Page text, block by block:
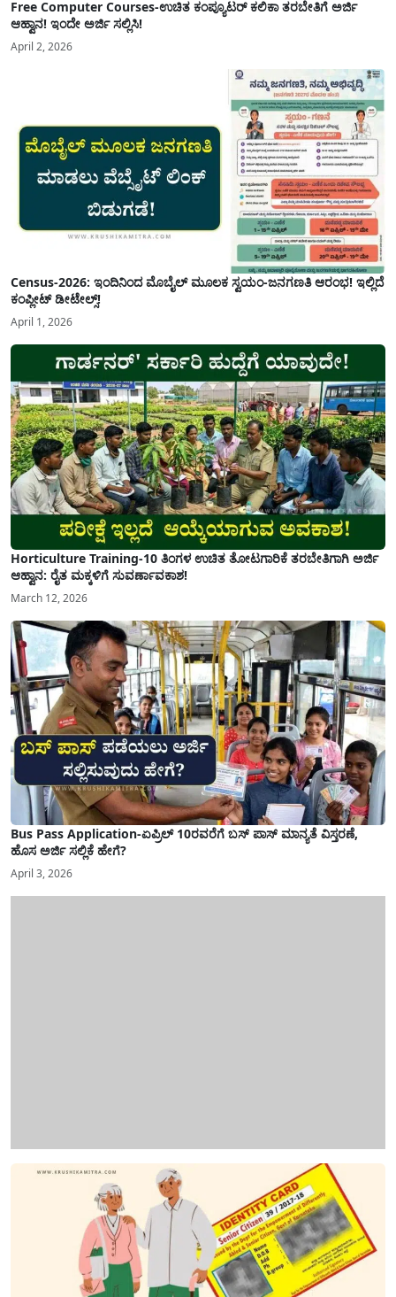
Free Computer Courses-ಉಚಿತ ಕಂಪ್ಯೂಟರ್ ಕಲಿಕಾ ತರಬೇತಿಗೆ ಅರ್ಜಿ
ಆಹ್ವಾನ! ಇಂದೇ ಅರ್ಜಿ ಸಲ್ಲಿಸಿ!
April 2, 2026
Census-2026: ಇಂದಿನಿಂದ ಮೊಬೈಲ್ ಮೂಲಕ ಸ್ವಯಂ-ಜನಗಣತಿ ಆರಂಭ! ಇಲ್ಲಿದೆ
ಕಂಪ್ಲೀಟ್ ಡೀಟೇಲ್ಸ್!
April 1, 2026
Horticulture Training-10 ತಿಂಗಳ ಉಚಿತ ತೋಟಗಾರಿಕೆ ತರಬೇತಿಗಾಗಿ ಅರ್ಜಿ
ಆಹ್ವಾನ: ರೈತ ಮಕ್ಕಳಿಗೆ ಸುವರ್ಣಾವಕಾಶ!
March 12, 2026
Bus Pass Application-ಏಪ್ರಿಲ್ 10ರವರೆಗೆ ಬಸ್ ಪಾಸ್ ಮಾನ್ಯತೆ ವಿಸ್ತರಣೆ,
ಹೊಸ ಅರ್ಜಿ ಸಲ್ಲಿಕೆ ಹೇಗೆ?
April 3, 2026